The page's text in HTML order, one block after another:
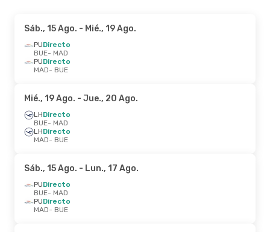
Sáb., 15 Ago. - Mié., 19 Ago.
PUDirecto
BUE- MAD
PUDirecto
MAD- BUE
Mié., 19 Ago. - Jue., 20 Ago.
LHDirecto
BUE- MAD
LHDirecto
MAD- BUE
Sáb., 15 Ago. - Lun., 17 Ago.
PUDirecto
BUE- MAD
PUDirecto
MAD- BUE